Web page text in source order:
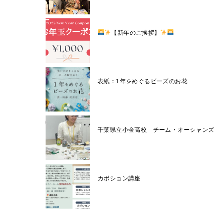
【新年のご挨拶】
表紙：1年をめぐるビーズのお花
千葉県立小金高校 チーム・オーシ
カボション講座